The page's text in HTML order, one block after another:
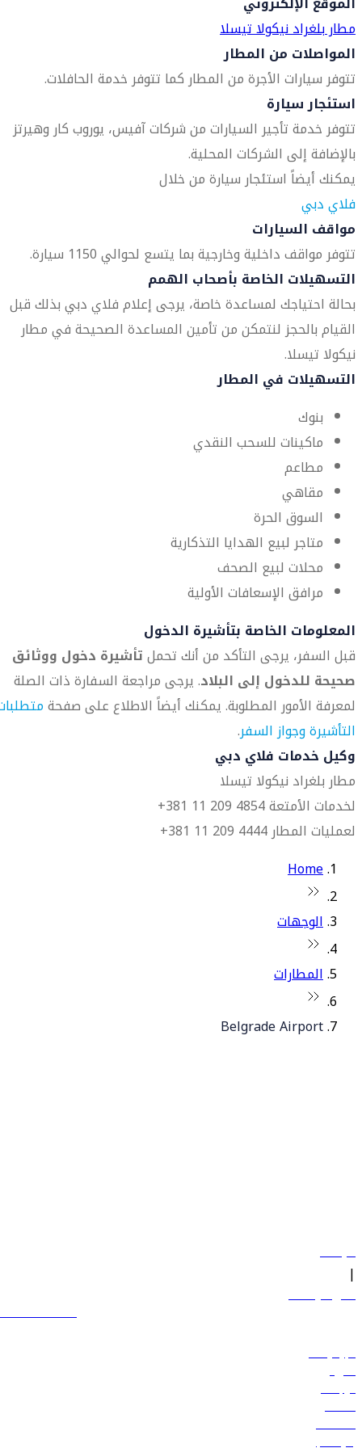
مطار بلغراد نيكولا تيسلا
المواصلات من المطار
تتوفر سيارات الأجرة من المطار كما تتوفر خدمة الحافلات.
استئجار سيارة
تتوفر خدمة تأجير السيارات من شركات آفيس، يوروب كار وهيرتز
بالإضافة إلى الشركات المحلية.
يمكنك أيضاً استئجار سيارة من خلال
فلاي دبي
مواقف السيارات
تتوفر مواقف داخلية وخارجية بما يتسع لحوالي 1150 سيارة.
التسهيلات الخاصة بأصحاب الهمم
بحالة احتياجك لمساعدة خاصة، يرجى إعلام فلاي دبي بذلك قبل
القيام بالحجز لنتمكن من تأمين المساعدة الصحيحة في مطار
نيكولا تيسلا.
التسهيلات في المطار
بنوك
ماكينات للسحب النقدي
مطاعم
مقاهي
السوق الحرة
متاجر لبيع الهدايا التذكارية
محلات لبيع الصحف
مرافق الإسعافات الأولية
المعلومات الخاصة بتأشيرة الدخول
قبل السفر، يرجى التأكد من أنك تحملتأشيرة دخول ووثائق
صحيحة للدخول إلى البلاد. يرجى مراجعة السفارة ذات الصلة
لمعرفة الأمور المطلوبة. يمكنك أيضاً الاطلاع على صفحة
التأشيرة وجواز السفر.
وكيل خدمات فلاي دبي
مطار بلغراد نيكولا تيسلا
لخدمات الأمتعة 4854 209 11 381+
لعمليات المطار 4444 209 11 381+
Home
الوجهات
المطارات
Belgrade Airport
سياساتنا
|
الشروط والأحكام
600 544 445
حجز الرحلات
العروض
الوجهات
الأمتعة
المساعدة
إدارة الحجز